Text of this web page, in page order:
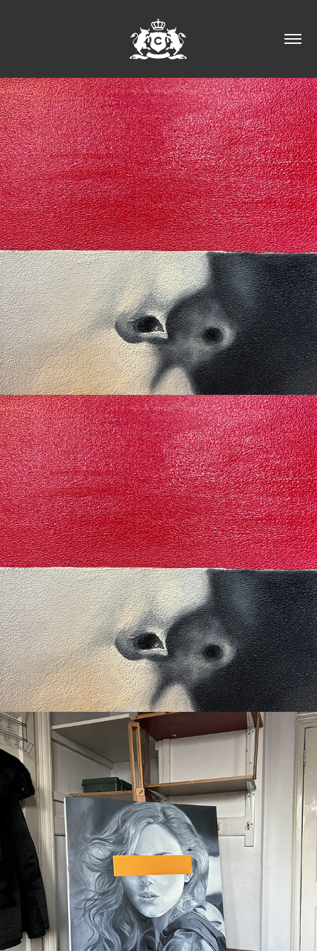
2024
ID 2026
2024
ID2030
2024
ID2029